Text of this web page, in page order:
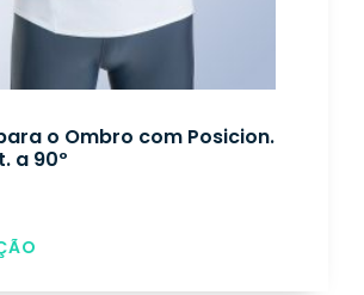
o Ombro com Posicion.
a 90º